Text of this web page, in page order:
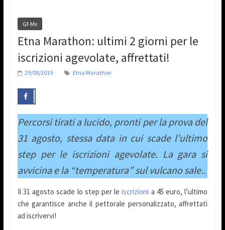
Gf-Mx
Etna Marathon: ultimi 2 giorni per le
iscrizioni agevolate, affrettati!
29/08/2019 Etna Marathon
Percorsi tirati a lucido, pronti per la prova del
31 agosto, stessa data in cui scade l’ultimo
step per le iscrizioni agevolate. La gara si
avvicina e la “temperatura” sul vulcano sale..
Il 31 agosto scade lo step per leiscrizioni a 45 euro, l’ultimo
che garantisce anche il pettorale personalizzato, affrettati
ad iscrivervi!